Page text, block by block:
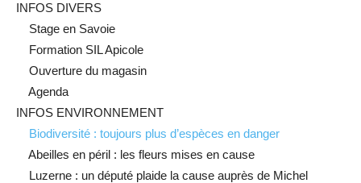
INFOS DIVERS
Stage en Savoie
Formation SIL Apicole
Ouverture du magasin
Agenda
INFOS ENVIRONNEMENT
Biodiversité : toujours plus d’espèces en danger
Abeilles en péril : les fleurs mises en cause
Luzerne : un député plaide la cause auprès de Michel